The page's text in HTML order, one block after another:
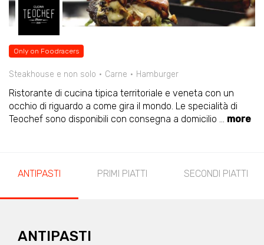
Only on Foodracers
Steakhouse e non solo Carne Hamburger
Ristorante di cucina tipica territoriale e veneta con un
occhio di riguardo a come gira il mondo. Le specialità di
Teochef sono disponibili con consegna a domicilio ... more
ANTIPASTI PRIMI PIATTI SECONDI PIATTI
ANTIPASTI